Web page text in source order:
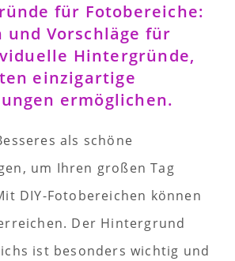
für Fotobereiche:
und Vorschläge für
Hintergründe,
einzigartige
ermöglichen.
als schöne
um Ihren großen Tag
DIY-Fotobereichen können
Der Hintergrund
ist besonders wichtig und